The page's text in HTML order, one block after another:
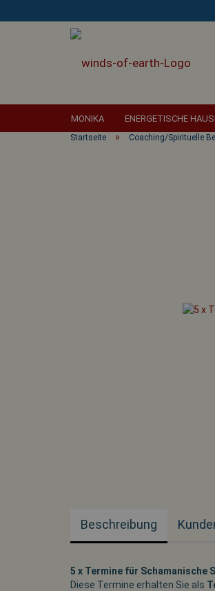
MONIKA ENERGETISCHE
Startseite » Coaching/Spirituelle
Beschreibung
5 x Termine für Schamanische
Diese Termine erhalten Sie als